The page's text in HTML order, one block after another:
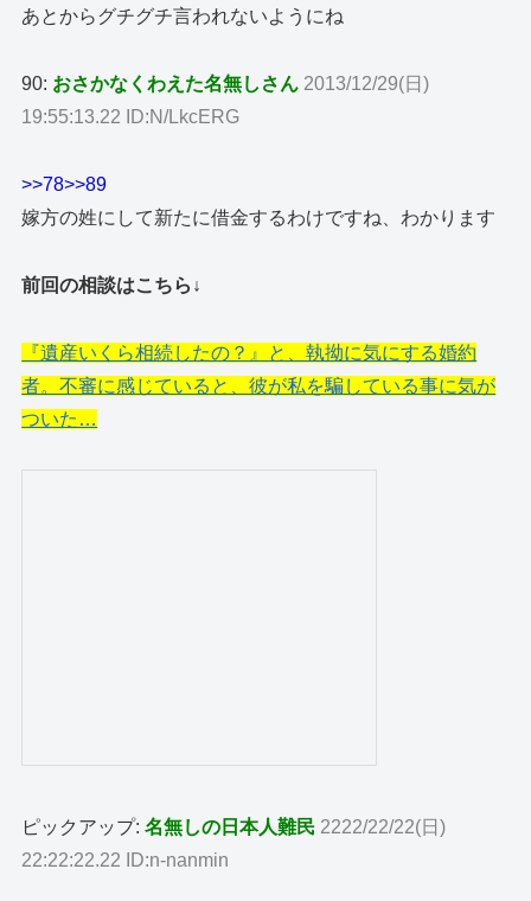
あとからグチグチ言われないようにね
90: おさかなくわえた名無しさん 2013/12/29(日)
19:55:13.22 ID:N/LkcERG
>>78>>89
嫁方の姓にして新たに借金するわけですね、わかります
前回の相談はこちら↓
『遺産いくら相続したの？』と、執拗に気にする婚約
者。不審に感じていると、彼が私を騙している事に気が
ついた…
ピックアップ:名無しの日本人難民 2222/22/22(日)
22:22:22.22 ID:n-nanmin